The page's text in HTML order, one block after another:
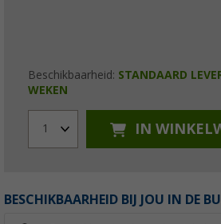
Beschikbaarheid: STANDAARD
WEKEN
1 IN
BESCHIKBAARHEID BIJ JOU IN DE